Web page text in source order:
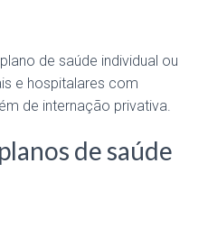
de saúde individual ou
e hospitalares com
de internação privativa.
de saúde